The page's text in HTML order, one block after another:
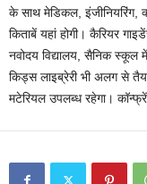
के साथ मेडिकल, इंजीनियरिंग,
किताबें यहां होगी। कैरियर
नवोदय विद्यालय, सैनिक
किड्स लाइब्रेरी भी अलग से
मटेरियल उपलब्ध रहेगा।